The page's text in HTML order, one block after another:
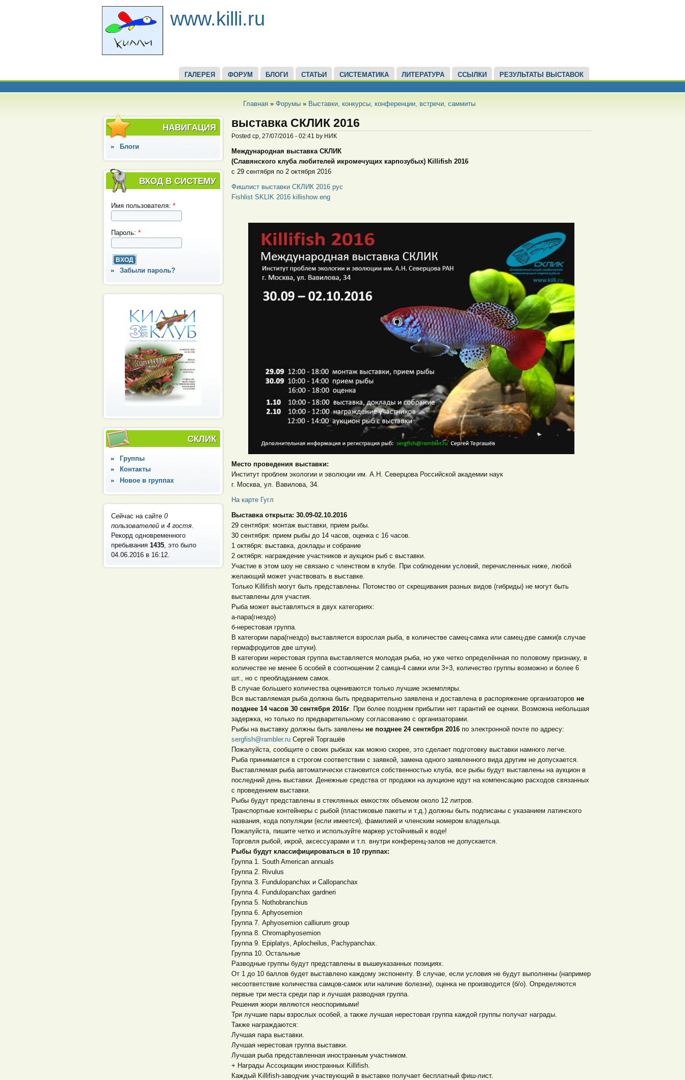
www.killi.ru
ГАЛЕРЕЯ ФОРУМ БЛОГИ СТАТЬИ СИСТЕМАТИКА ЛИТЕРАТУРА ССЫЛКИ РЕЗУЛЬТАТЫ ВЫСТАВОК
Главная» Форумы» Выставки, конкурсы, конференции, встречи, саммиты
НАВИГАЦИЯ
Блоги
ВХОД В СИСТЕМУ
Имя пользователя: *
Пароль: *
Забыли пароль?
СКЛИК
Группы
Контакты
Новое в группах
Сейчас на сайте 0
пользователейи 4 гостя.
Рекорд одновременного
пребывания 1435, это было
04.06.2016 в 16:12.
выставка СКЛИК 2016
Posted ср, 27/07/2016 - 02:41 by НИК
Международная выставка СКЛИК
(Славянского клуба любителей икромечущих карпозубых) Killifish 2016
с 29 сентября по 2 октября 2016
Фишлист выставки СКЛИК 2016 рус
Fishlist SKLIK 2016 killishow eng
Место проведения выставки:
Институт проблем экологии и эволюции им. А.Н. Северцова Российской академии наук
г. Москва, ул. Вавилова, 34.
На карте Гугл
Выставка открыта: 30.09-02.10.2016
29 сентября: монтаж выставки, прием рыбы.
30 сентября: прием рыбы до 14 часов, оценка с 16 часов.
1 октября: выставка, доклады и собрание
2 октября: награждение участников и аукцион рыб с выставки.
Участие в этом шоу не связано с членством в клубе. При соблюдении условий, перечисленных ниже, любой
желающий может участвовать в выставке.
Только Killifish могут быть представлены. Потомство от скрещивания разных видов (гибриды) не могут быть
выставлены для участия.
Рыба может выставляться в двух категориях:
а-пара(гнездо)
б-нерестовая группа.
В категории пара(гнездо) выставляется взрослая рыба, в количестве самец-самка или самец-две самки(в случае
гермафродитов две штуки).
В категории нерестовая группа выставляется молодая рыба, но уже четко определённая по половому признаку, в
количестве не менее 6 особей в соотношении 2 самца-4 самки или 3+3, количество группы возможно и более 6
шт., но с преобладанием самок.
В случае большего количества оцениваются только лучшие экземпляры.
Вся выставляемая рыба должна быть предварительно заявлена и доставлена в распоряжение организаторов не
позднее 14 часов 30 сентября 2016г. При более позднем прибытии нет гарантий ее оценки. Возможна небольшая
задержка, но только по предварительному согласованию с организаторами.
Рыбы на выставку должны быть заявлены не позднее 24 сентября 2016по электронной почте по адресу:
sergfish@rambler.ruСергей Торгашёв
Пожалуйста, сообщите о своих рыбках как можно скорее, это сделает подготовку выставки намного легче.
Рыба принимается в строгом соответствии с заявкой, замена одного заявленного вида другим не допускается.
Выставляемая рыба автоматически становится собственностью клуба, все рыбы будут выставлены на аукцион в
последний день выставки. Денежные средства от продажи на аукционе идут на компенсацию расходов связанных
с проведением выставки.
Рыбы будут представлены в стеклянных емкостях объемом около 12 литров.
Транспортные контейнеры с рыбой (пластиковые пакеты и т.д.) должны быть подписаны с указанием латинского
названия, кода популяции (если имеется), фамилией и членским номером владельца.
Пожалуйста, пишите четко и используйте маркер устойчивый к воде!
Торговля рыбой, икрой, аксессуарами и т.п. внутри конференц-залов не допускается.
Рыбы будут классифицироваться в 10 группах:
Группа 1. South American annuals
Группа 2. Rivulus
Группа 3. Fundulopanchax и Callopanchax
Группа 4. Fundulopanchax gardneri
Группа 5. Nothobranchius
Группа 6. Aphyosemion
Группа 7. Aphyosemion calliurum group
Группа 8. Chromaphyosemion
Группа 9. Epiplatys, Aplocheilus, Pachypanchax.
Группа 10. Остальные
Разводные группы будут представлены в вышеуказанных позициях.
От 1 до 10 баллов будет выставлено каждому экспоненту. В случае, если условия не будут выполнены (например
несоответствие количества самцов-самок или наличие болезни), оценка не производится (б/о). Определяются
первые три места среди пар и лучшая разводная группа.
Решения жюри являются неоспоримыми!
Три лучшие пары взрослых особей, а также лучшая нерестовая группа каждой группы получат награды.
Также награждаются:
Лучшая пара выставки.
Лучшая нерестовая группа выставки.
Лучшая рыба представленная иностранным участником.
+ Награды Ассоциации иностранных Killifish.
Каждый Killifish-заводчик участвующий в выставке получает бесплатный фиш-лист.